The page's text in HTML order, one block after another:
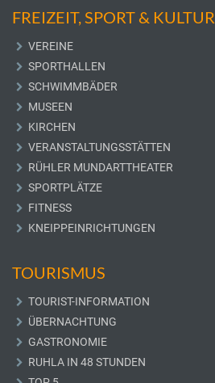
FREIZEIT, SPORT & KULTUR
VEREINE
SPORTHALLEN
SCHWIMMBÄDER
MUSEEN
KIRCHEN
VERANSTALTUNGSSTÄTTEN
RÜHLER MUNDARTTHEATER
SPORTPLÄTZE
FITNESS
KNEIPPEINRICHTUNGEN
TOURISMUS
TOURIST-INFORMATION
ÜBERNACHTUNG
GASTRONOMIE
RUHLA IN 48 STUNDEN